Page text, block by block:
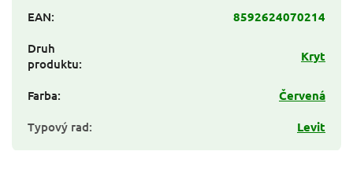
EAN:
8592624070214
Druh
produktu: Kryt
Farba:
Červená
Typový rad: Levit